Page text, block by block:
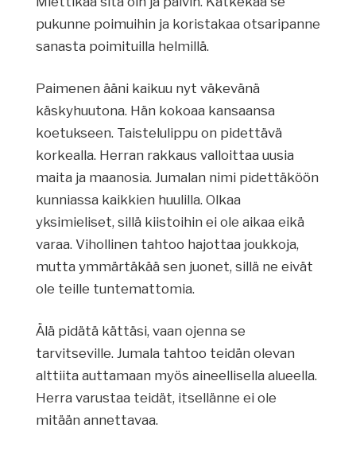
pukunne poimuihin ja koristakaa otsaripanne
sanasta poimituilla helmillä.
Paimenen ääni kaikuu nyt väkevänä
käskyhuutona. Hän kokoaa kansaansa
koetukseen. Taistelulippu on pidettävä
korkealla. Herran rakkaus valloittaa uusia
maita ja maanosia. Jumalan nimi pidettäköön
kunniassa kaikkien huulilla. Olkaa
yksimieliset, sillä kiistoihin ei ole aikaa eikä
varaa. Vihollinen tahtoo hajottaa joukkoja,
mutta ymmärtäkää sen juonet, sillä ne eivät
ole teille tuntemattomia.
Älä pidätä kättäsi, vaan ojenna se
tarvitseville. Jumala tahtoo teidän olevan
alttiita auttamaan myös aineellisella alueella.
Herra varustaa teidät, itsellänne ei ole
mitään annettavaa.